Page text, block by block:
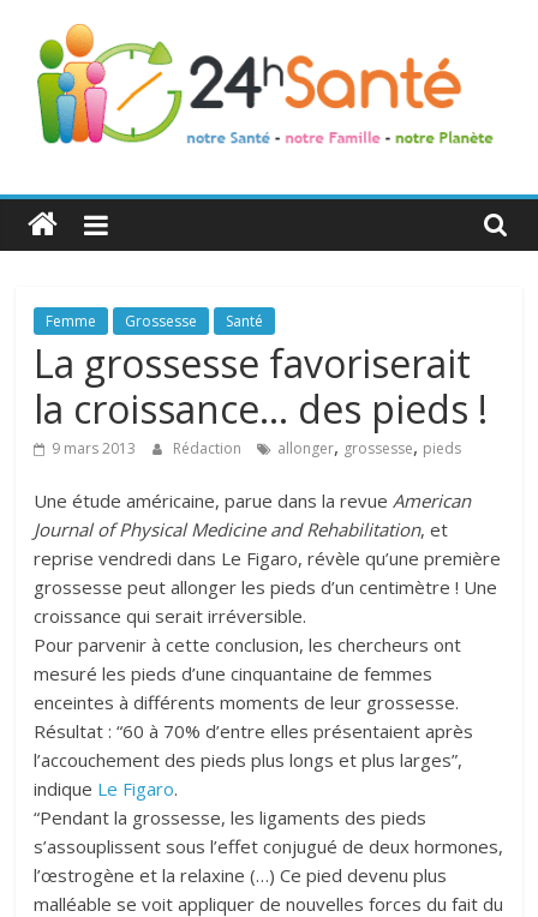
24h
Santé
La
santé
toute
famille
Femme Grossesse Santé
La grossesse favoriserait
la croissance… des pieds !
9 mars 2013 Rédaction allonger, grossesse, pieds
Une étude américaine, parue dans la revueAmerican
Journal of Physical Medicine and Rehabilitation, et
reprise vendredi dans Le Figaro, révèle qu’une première
grossesse peut allonger les pieds d’un centimètre ! Une
croissance qui serait irréversible.
Pour parvenir à cette conclusion, les chercheurs ont
mesuré les pieds d’une cinquantaine de femmes
enceintes à différents moments de leur grossesse.
Résultat : “60 à 70% d’entre elles présentaient après
l’accouchement des pieds plus longs et plus larges”,
indique Le Figaro.
“Pendant la grossesse, les ligaments des pieds
s’assouplissent sous l’effet conjugué de deux hormones,
l’œstrogène et la relaxine (…) Ce pied devenu plus
malléable se voit appliquer de nouvelles forces du fait du